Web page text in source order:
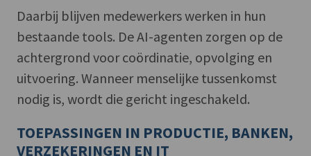
Daarbij blijven medewerkers werken in hun
bestaande tools. De AI-agenten zorgen op de
achtergrond voor coördinatie, opvolging en
uitvoering. Wanneer menselijke tussenkomst
nodig is, wordt die gericht ingeschakeld.
TOEPASSINGEN IN PRODUCTIE, BANKEN,
VERZEKERINGEN EN IT